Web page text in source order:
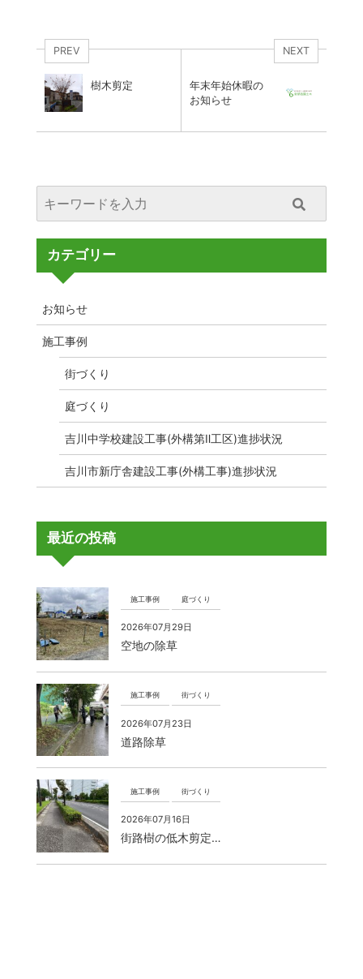
PREV
樹木剪定
NEXT
年末年始休暇の
お知らせ
カテゴリー
お知らせ
施工事例
街づくり
庭づくり
吉川中学校建設工事(外構第Ⅱ工区)進捗状況
吉川市新庁舎建設工事(外構工事)進捗状況
最近の投稿
施工事例 庭づくり
2026年07月29日
空地の除草
施工事例 街づくり
2026年07月23日
道路除草
施工事例 街づくり
2026年07月16日
街路樹の低木剪定…